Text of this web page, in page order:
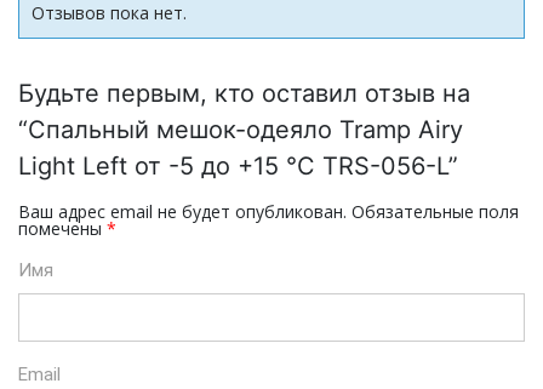
Отзывов пока нет.
Будьте первым, кто оставил отзыв на
“Спальный мешок-одеяло Tramp Airy
Light Left от -5 до +15 °С TRS-056-L”
Ваш адрес email не будет опубликован. Обязательные поля
помечены *
Имя
Email